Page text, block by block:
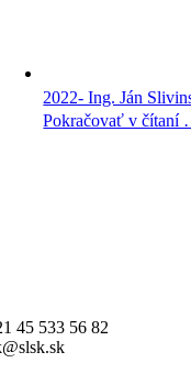
2022- Ing. Ján
Pokračovať v čítaní
45 533 56 82